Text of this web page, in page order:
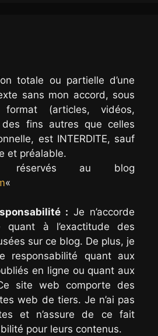
totale ou partielle d’une
sans mon accord, sous
format (articles, vidéos,
fins autres que celles
est INTERDITE, sauf
et préalable.
réservés au blog
«
: Je n’accorde
quant à l’exactitude des
sur ce blog. De plus, je
responsabilité quant aux
en ligne ou quant aux
site web comporte des
web de tiers. Je n’ai pas
et n’assure de ce fait
pour leurs contenus.